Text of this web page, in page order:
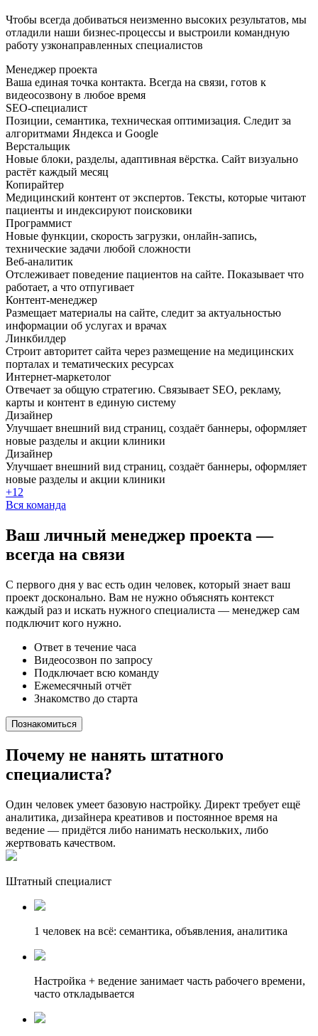
Чтобы всегда добиваться неизменно высоких результатов, мы
отладили наши бизнес-процессы и выстроили командную
работу узконаправленных специалистов
Менеджер проекта
Ваша единая точка контакта. Всегда на связи, готов к
видеосозвону в любое время
SEO-специалист
Позиции, семантика, техническая оптимизация. Следит за
алгоритмами Яндекса и Google
Верстальщик
Новые блоки, разделы, адаптивная вёрстка. Сайт визуально
растёт каждый месяц
Копирайтер
Медицинский контент от экспертов. Тексты, которые читают
пациенты и индексируют поисковики
Программист
Новые функции, скорость загрузки, онлайн-запись,
технические задачи любой сложности
Веб-аналитик
Отслеживает поведение пациентов на сайте. Показывает что
работает, а что отпугивает
Контент-менеджер
Размещает материалы на сайте, следит за актуальностью
информации об услугах и врачах
Линкбилдер
Строит авторитет сайта через размещение на медицинских
порталах и тематических ресурсах
Интернет-маркетолог
Отвечает за общую стратегию. Связывает SEO, рекламу,
карты и контент в единую систему
Дизайнер
Улучшает внешний вид страниц, создаёт баннеры, оформляет
новые разделы и акции клиники
Дизайнер
Улучшает внешний вид страниц, создаёт баннеры, оформляет
новые разделы и акции клиники
+12
Вся команда
Ваш личный менеджер проекта —
всегда на связи
С первого дня у вас есть один человек, который знает ваш
проект досконально. Вам не нужно объяснять контекст
каждый раз и искать нужного специалиста — менеджер сам
подключит кого нужно.
Ответ в течение часа
Видеосозвон по запросу
Подключает всю команду
Ежемесячный отчёт
Знакомство до старта
Познакомиться
Почему не нанять штатного
специалиста?
Один человек умеет базовую настройку. Директ требует ещё
аналитика, дизайнера креативов и постоянное время на
ведение — придётся либо нанимать нескольких, либо
жертвовать качеством.
Штатный специалист
1 человек на всё: семантика, объявления, аналитика
Настройка + ведение занимает часть рабочего времени,
часто откладывается